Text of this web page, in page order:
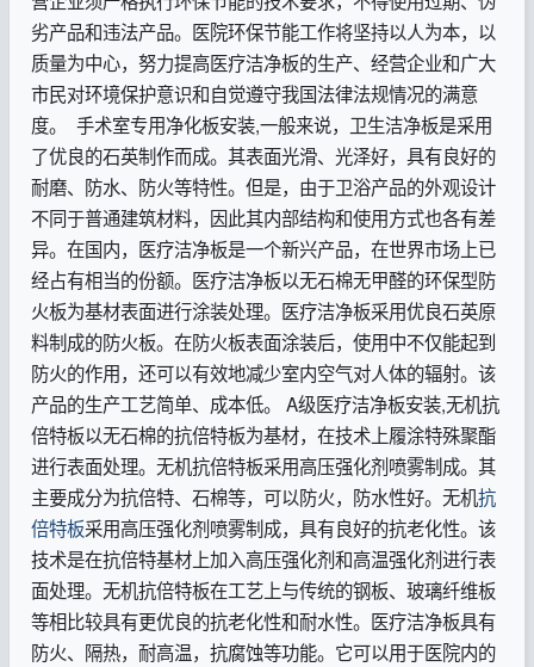
劣产品和违法产品。医院环保节能工作将坚持以人为本，以
质量为中心，努力提高医疗洁净板的生产、经营企业和广大
市民对环境保护意识和自觉遵守我国法律法规情况的满意
度。 手术室专用净化板安装,一般来说，卫生洁净板是采用
了优良的石英制作而成。其表面光滑、光泽好，具有良好的
耐磨、防水、防火等特性。但是，由于卫浴产品的外观设计
不同于普通建筑材料，因此其内部结构和使用方式也各有差
异。在国内，医疗洁净板是一个新兴产品，在世界市场上已
经占有相当的份额。医疗洁净板以无石棉无甲醛的环保型防
火板为基材表面进行涂装处理。医疗洁净板采用优良石英原
料制成的防火板。在防火板表面涂装后，使用中不仅能起到
防火的作用，还可以有效地减少室内空气对人体的辐射。该
产品的生产工艺简单、成本低。 A级医疗洁净板安装,无机抗
倍特板以无石棉的抗倍特板为基材，在技术上履涂特殊聚酯
进行表面处理。无机抗倍特板采用高压强化剂喷雾制成。其
主要成分为抗倍特、石棉等，可以防火，防水性好。无机抗
倍特板采用高压强化剂喷雾制成，具有良好的抗老化性。该
技术是在抗倍特基材上加入高压强化剂和高温强化剂进行表
面处理。无机抗倍特板在工艺上与传统的钢板、玻璃纤维板
等相比较具有更优良的抗老化性和耐水性。医疗洁净板具有
防火、隔热，耐高温，抗腐蚀等功能。它可以用于医院内的